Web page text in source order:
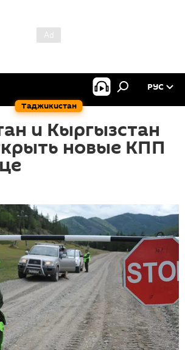
Таджикистан
РУС
и Кыргызстан
новые КПП